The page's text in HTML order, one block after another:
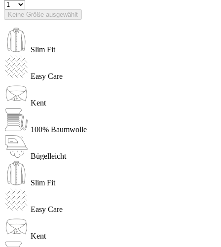
Keine Größe ausgewählt
Slim Fit
Easy Care
Kent
100% Baumwolle
Bügelleicht
Slim Fit
Easy Care
Kent